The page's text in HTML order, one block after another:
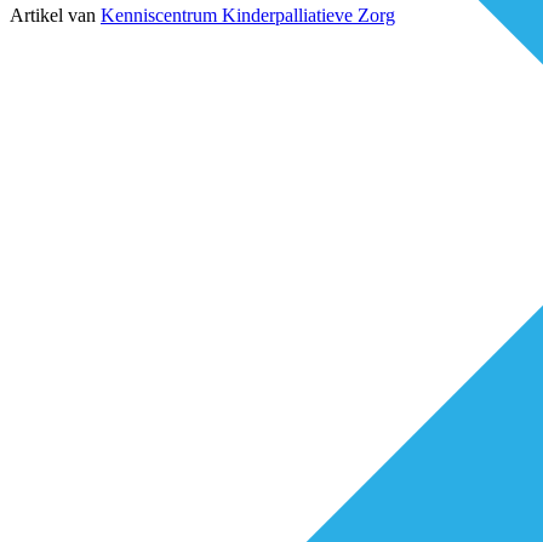
Artikel van Kenniscentrum Kinderpalliatieve Zorg